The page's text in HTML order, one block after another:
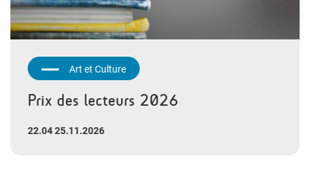
Art et Culture
Prix des lecteurs 2026
22.04 25.11.2026